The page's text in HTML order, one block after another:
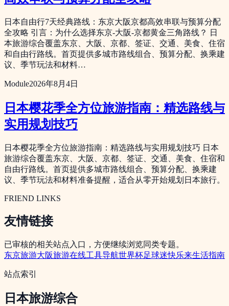
日本自由行7天经典路线：东京大阪京都高效串联与预算分配
全攻略 引言：为什么选择东京-大阪-京都黄金三角路线？ 日
本旅游综合覆盖东京、大阪、京都、签证、交通、美食、住宿
和自由行路线。首页提供多城市路线组合、预算分配、换乘建
议、季节玩法和材料…
Module2026年8月4日
日本樱花季全方位旅游指南：精选路线与
实用规划技巧
日本樱花季全方位旅游指南：精选路线与实用规划技巧 日本
旅游综合覆盖东京、大阪、京都、签证、交通、美食、住宿和
自由行路线。首页提供多城市路线组合、预算分配、换乘建
议、季节玩法和材料准备提醒，适合从零开始规划日本旅行。
FRIEND LINKS
友情链接
已审核的相关站点入口，方便继续浏览同类专题。
东京旅游大阪旅游在线工具导航世界杯足球迷快乐来生活指南
站点索引
日本旅游综合